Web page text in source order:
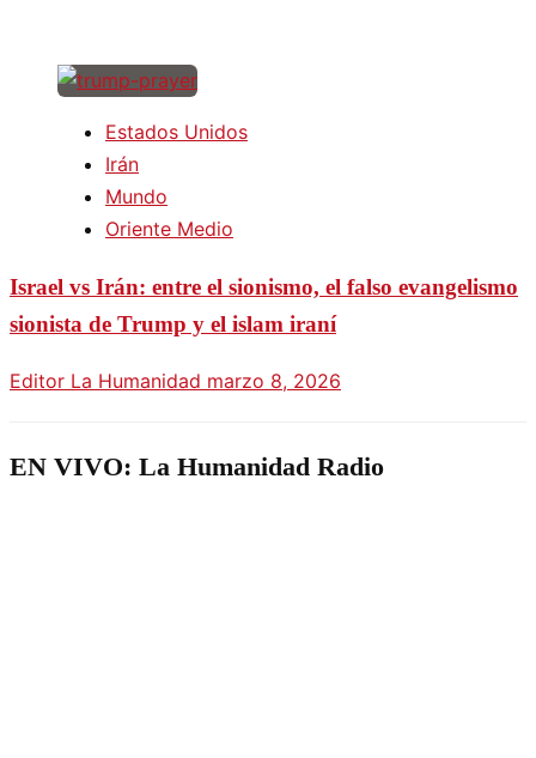
Estados Unidos
Irán
Mundo
Oriente Medio
Israel vs Irán: entre el sionismo, el falso evangelismo
sionista de Trump y el islam iraní
Editor La Humanidad marzo 8, 2026
EN VIVO: La Humanidad Radio